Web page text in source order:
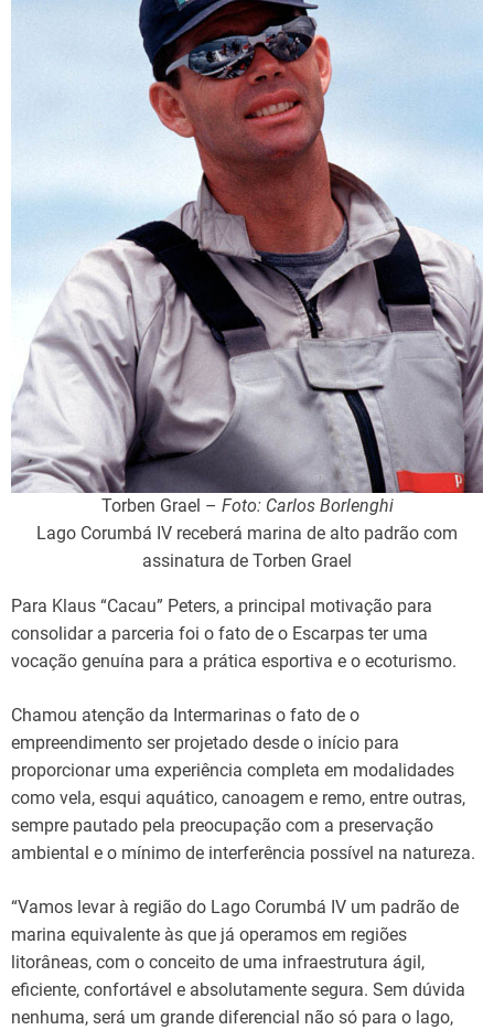
Torben Grael – Foto: Carlos Borlenghi
Lago Corumbá IV receberá marina de alto padrão com
assinatura de Torben Grael
Para Klaus “Cacau” Peters, a principal motivação para
consolidar a parceria foi o fato de o Escarpas ter uma
vocação genuína para a prática esportiva e o ecoturismo.
Chamou atenção da Intermarinas o fato de o
empreendimento ser projetado desde o início para
proporcionar uma experiência completa em modalidades
como vela, esqui aquático, canoagem e remo, entre outras,
sempre pautado pela preocupação com a preservação
ambiental e o mínimo de interferência possível na natureza.
“Vamos levar à região do Lago Corumbá IV um padrão de
marina equivalente às que já operamos em regiões
litorâneas, com o conceito de uma infraestrutura ágil,
eficiente, confortável e absolutamente segura. Sem dúvida
nenhuma, será um grande diferencial não só para o lago,